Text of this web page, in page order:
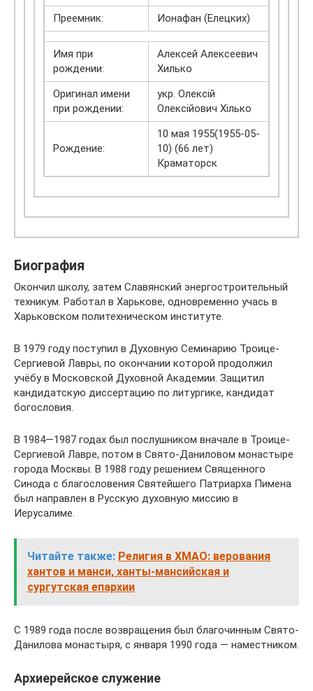
Преемник:
Ионафан (Елецких)
Имя при
рождении:
Алексей Алексеевич
Хилько
Оригинал имени
при рождении:
укр. Олексій
Олексійович Хілько
Рождение:
10 мая 1955(1955-05-
10) (66 лет)
Краматорск
Биография
Окончил школу, затем Славянский энергостроительный
техникум. Работал в Харькове, одновременно учась в
Харьковском политехническом институте.
В 1979 году поступил в Духовную Семинарию Троице-
Сергиевой Лавры, по окончании которой продолжил
учёбу в Московской Духовной Академии. Защитил
кандидатскую диссертацию по литургике, кандидат
богословия.
В 1984—1987 годах был послушником вначале в Троице-
Сергиевой Лавре, потом в Свято-Даниловом монастыре
города Москвы. В 1988 году решением Священного
Синода с благословения Святейшего Патриарха Пимена
был направлен в Русскую духовную миссию в
Иерусалиме.
Читайте также: Религия в ХМАО: верования
хантов и манси, ханты-мансийская и
сургутская епархии
С 1989 года после возвращения был благочинным Свято-
Данилова монастыря, с января 1990 года — наместником.
Архиерейское служение